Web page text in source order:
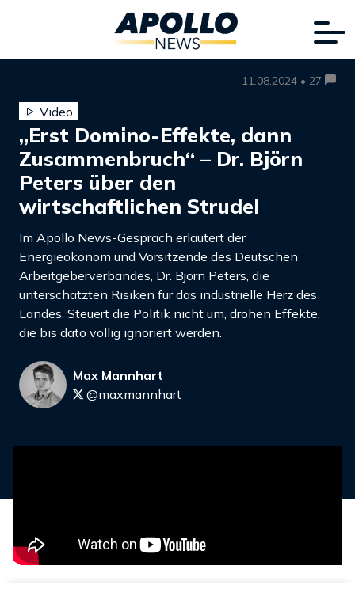
11.08.2024 • 27
Video
„Erst Domino-Effekte, dann
Zusammenbruch“ – Dr. Björn
Peters über den
wirtschaftlichen Strudel
Im Apollo News-Gespräch erläutert der
Energieökonom und Vorsitzende des Deutschen
Arbeitgeberverbandes, Dr. Björn Peters, die
unterschätzten Risiken für das industrielle Herz des
Landes. Steuert die Politik nicht um, drohen Effekte,
die bis dato völlig ignoriert werden.
Max Mannhart
@maxmannhart